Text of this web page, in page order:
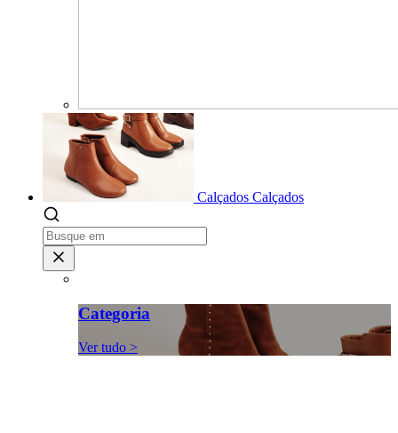
Calçados Calçados
Categoria
Ver tudo >